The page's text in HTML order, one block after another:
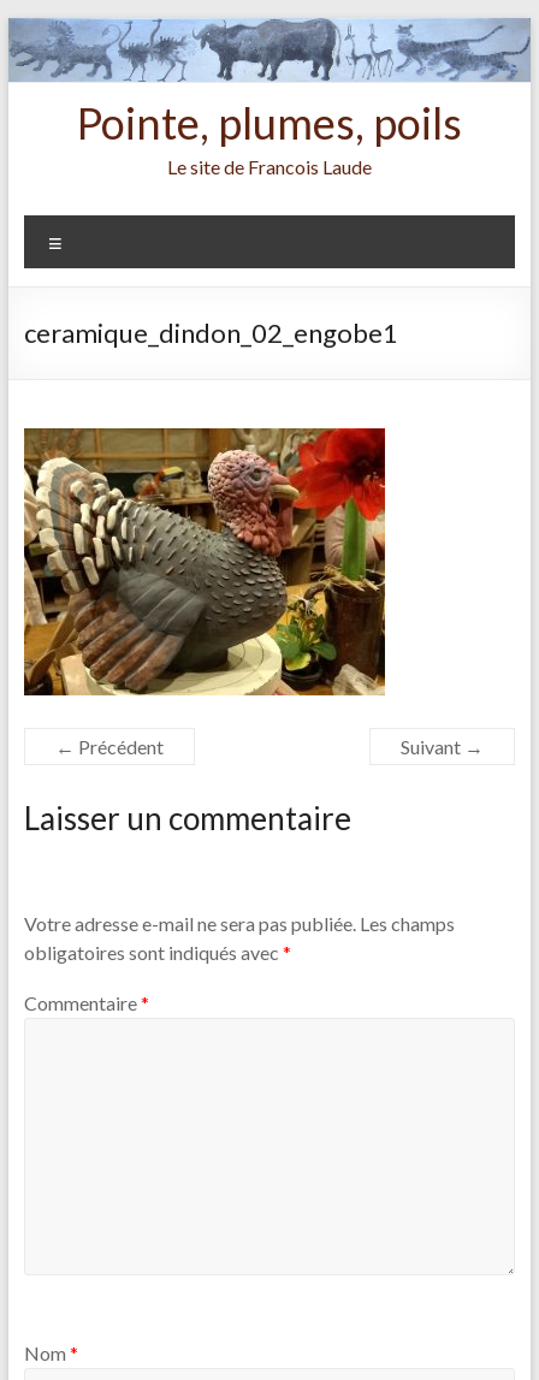
Aller
au
contenu
Pointe, plumes, poils
Le site de Francois Laude
ceramique_dindon_02_engobe1
← Précédent Suivant →
Laisser un commentaire
Votre adresse e-mail ne sera pas publiée. Les champs
obligatoires sont indiqués avec *
Commentaire*
Nom *